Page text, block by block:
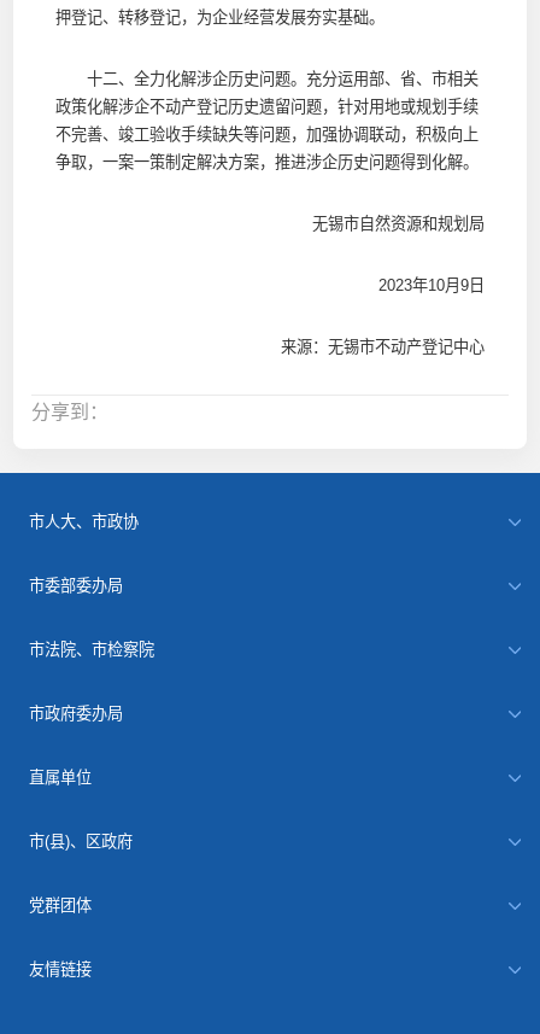
押登记、转移登记，为企业经营发展夯实基础。
十二、全力化解涉企历史问题。充分运用部、省、市相关
政策化解涉企不动产登记历史遗留问题，针对用地或规划手续
不完善、竣工验收手续缺失等问题，加强协调联动，积极向上
争取，一案一策制定解决方案，推进涉企历史问题得到化解。
无锡市自然资源和规划局
2023年10月9日
来源：无锡市不动产登记中心
分享到：
市人大、市政协
市委部委办局
市法院、市检察院
市政府委办局
直属单位
市(县)、区政府
党群团体
友情链接